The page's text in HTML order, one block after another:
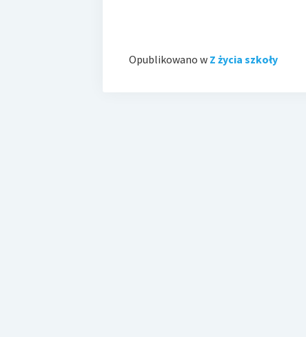
Opublikowano w Z życia szkoły